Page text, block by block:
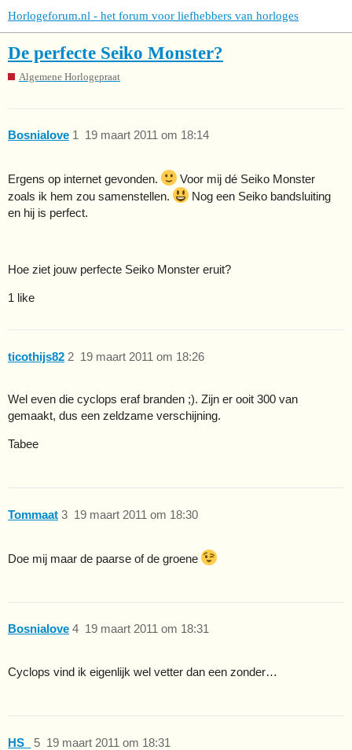
Horlogeforum.nl - het forum voor liefhebbers van horloges
De perfecte Seiko Monster?
Algemene Horlogepraat
Bosnialove 19 maart 2011 om 18:14
1
Ergens op internet gevonden.
Voor mij dé Seiko Monster
zoals ik hem zou samenstellen.
Nog een Seiko bandsluiting
en hij is perfect.
Hoe ziet jouw perfecte Seiko Monster eruit?
1 like
ticothijs82 19 maart 2011 om 18:26
2
Wel even die cyclops eraf branden ;). Zijn er ooit 300 van
gemaakt, dus een zeldzame verschijning.
Tabee
Tommaat 19 maart 2011 om 18:30
3
Doe mij maar de paarse of de groene
Bosnialove 19 maart 2011 om 18:31
4
Cyclops vind ik eigenlijk wel vetter dan een zonder…
HS_ 19 maart 2011 om 18:31
5